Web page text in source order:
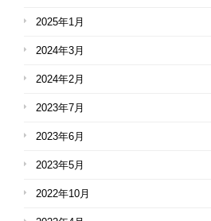
2025年1月
2024年3月
2024年2月
2023年7月
2023年6月
2023年5月
2022年10月